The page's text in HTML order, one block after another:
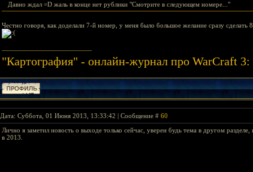
Давно ждал =D жаль в конце нет рублики "Смотрите в следующем номере..."
Честно говоря, как доделали 7-й номер, у меня было большое желание сразу
"Картография" - онлайн-журнал про WarCraft
Дата: Суббота, 01 Июня 2013, 13:33:42 | Сообщение # 60
Лично я заметил новость о выходе только сейчас, уверен будь тема в другом
в 2013.